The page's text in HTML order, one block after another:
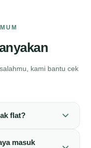
kami bantu cek
flat?
masuk